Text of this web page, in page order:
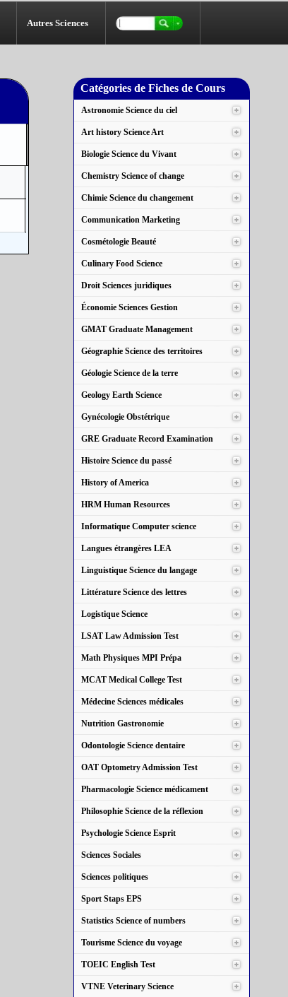
Autres Sciences
Catégories de Fiches de Cours
Astronomie Science du ciel
Art history Science Art
Biologie Science du Vivant
Chemistry Science of change
Chimie Science du changement
Communication Marketing
Cosmétologie Beauté
Culinary Food Science
Droit Sciences juridiques
Économie Sciences Gestion
GMAT Graduate Management
Géographie Science des territoires
Géologie Science de la terre
Geology Earth Science
Gynécologie Obstétrique
GRE Graduate Record Examination
Histoire Science du passé
History of America
HRM Human Resources
Informatique Computer science
Langues étrangères LEA
Linguistique Science du langage
Littérature Science des lettres
Logistique Science
LSAT Law Admission Test
Math Physiques MPI Prépa
MCAT Medical College Test
Médecine Sciences médicales
Nutrition Gastronomie
Odontologie Science dentaire
OAT Optometry Admission Test
Pharmacologie Science médicament
Philosophie Science de la réflexion
Psychologie Science Esprit
Sciences Sociales
Sciences politiques
Sport Staps EPS
Statistics Science of numbers
Tourisme Science du voyage
TOEIC English Test
VTNE Veterinary Science